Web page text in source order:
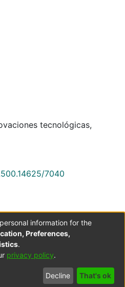
tecnológicas,
7040
End User
Agreement
Send
Feedback
information for the
Preferences,
.
privacy policy.
Decline That's ok